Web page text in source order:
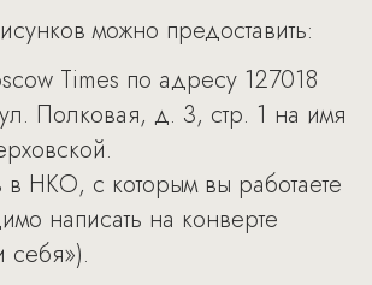
можно предоставить:
Times по адресу 127018
Полковая, д. 3, стр. 1 на имя
в НКО, с которым вы работаете
написать на конверте
себя»).